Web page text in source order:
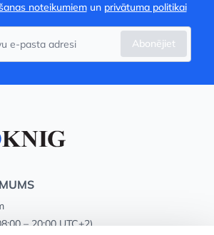
noteikumiemun privātuma politikai
Abonējiet
– 20:00 UTC+2)